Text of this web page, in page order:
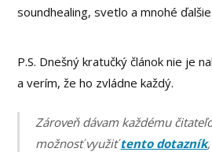
soundhealing, svetlo a mnohé ďalšie.
P.S. Dnešný kratučký článok nie je
a verím, že ho zvládne každý.
Zároveň dávam každému
možnosť využiťtento dotazník